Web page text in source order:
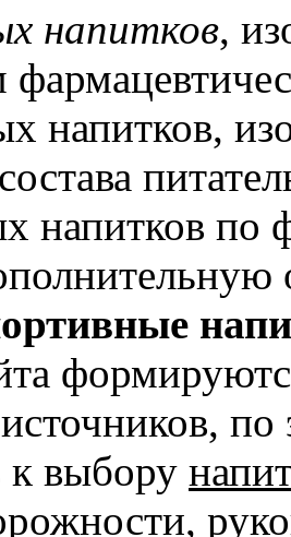
напитков,
напитков,
напитков по
к выбору